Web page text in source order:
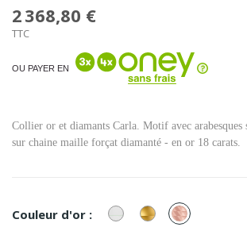
2 368,80 €
TTC
OU PAYER EN
Collier or et diamants Carla. Motif avec arabesques
sur chaine maille forçat diamanté - en or 18 carats.
Couleur d'or : or
Blanc
or
Jaune
or
Rose